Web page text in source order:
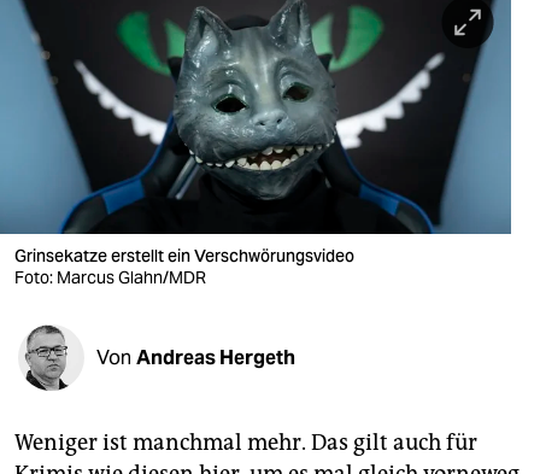
sport
berlin
nord
wahrheit
verlag
verlag
veranstaltungen
shop
Grinsekatze erstellt ein Verschwörungsvideo
Foto: Marcus Glahn/MDR
Von Andreas Hergeth
Weniger ist manchmal mehr. Das gilt auch für